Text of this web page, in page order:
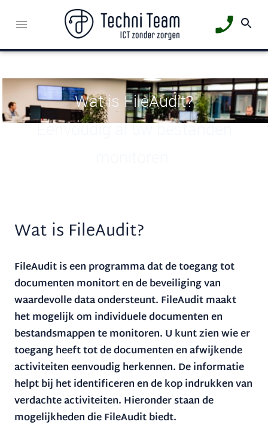
Wat is FileAudit?
Eenvoudig al uw bestanden
Wat is FileAudit?
FileAudit is een programma dat de toegang tot
documenten monitort en de beveiliging van
waardevolle data ondersteunt. FileAudit maakt
het mogelijk om individuele documenten en
bestandsmappen te monitoren. U kunt zien wie er
toegang heeft tot de documenten en afwijkende
activiteiten eenvoudig herkennen. De informatie
helpt bij het identificeren en de kop indrukken van
verdachte activiteiten. Hieronder staan de
mogelijkheden die FileAudit biedt.